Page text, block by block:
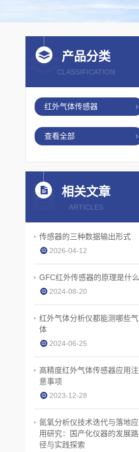
产品分类
CLASSIFICATION
红外气体传感器
查看全部
相关文章
ARTICLES
传感器的三种数据输出形式
2026-04-12
GFC红外传感器的原理是什么
2024-08-20
红外气体分析仪都能测哪些气
体
2024-06-25
高精度红外气体传感器应用注
意事项
2023-12-28
氮氧分析仪技术迭代与落地应
用研究：国产化仪器的发展路
径与实践探索